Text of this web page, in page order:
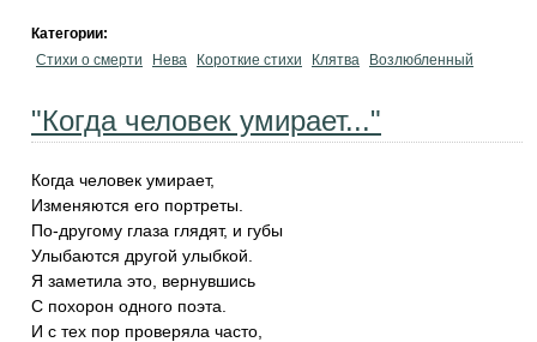
Категории:
Стихи о смерти
Нева Короткие стихи Клятва Возлюбленный
"Когда человек умирает..."
Когда человек умирает,
Изменяются его портреты.
По-другому глаза глядят, и губы
Улыбаются другой улыбкой.
Я заметила это, вернувшись
С похорон одного поэта.
И с тех пор проверяла часто,